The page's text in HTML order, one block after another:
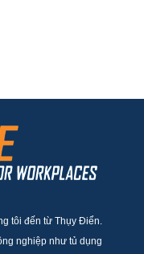
tôi đến từ Thụy Điển.
nghiệp như tủ dụng